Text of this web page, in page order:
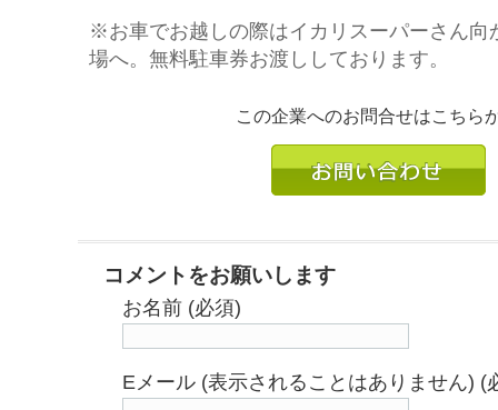
※お車でお越しの際はイカリスーパーさん向
場へ。無料駐車券お渡ししております。
この企業へのお問合せはこちら
コメントをお願いします
お名前 (必須)
Eメール (表示されることはありません) (